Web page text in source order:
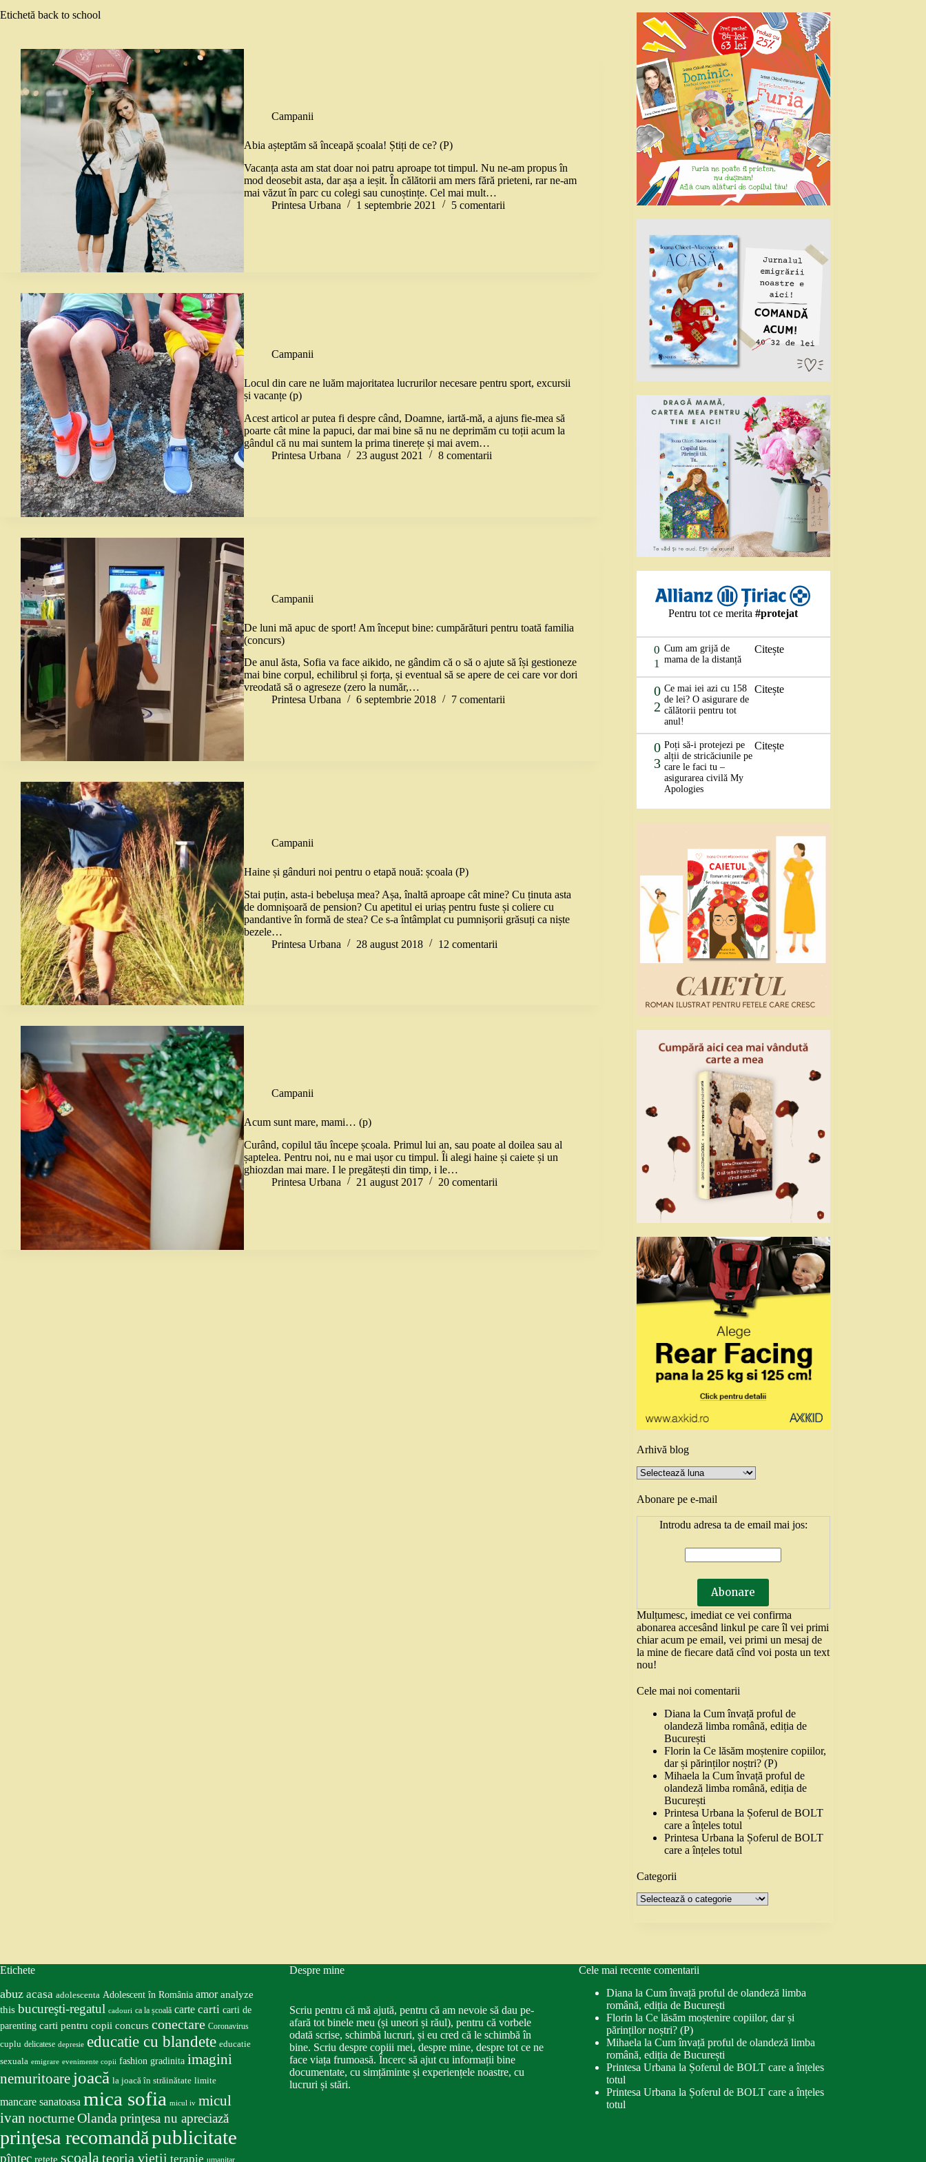
Etichetă back to school
Campanii
Abia așteptăm să înceapă școala! Știți de ce? (P)
Vacanța asta am stat doar noi patru aproape tot timpul. Nu ne-am propus în
mod deosebit asta, dar așa a ieșit. În călătorii am mers fără prieteni, rar ne-am
mai văzut în parc cu colegi sau cunoștințe. Cel mai mult…
Printesa Urbana
1 septembrie 2021 5 comentarii
Campanii
Locul din care ne luăm majoritatea lucrurilor necesare pentru sport, excursii
și vacanțe (p)
Acest articol ar putea fi despre când, Doamne, iartă-mă, a ajuns fie-mea să
poarte cât mine la papuci, dar mai bine să nu ne deprimăm cu toții acum la
gândul că nu mai suntem la prima tinerețe și mai avem…
Printesa Urbana
23 august 2021 8 comentarii
Campanii
De luni mă apuc de sport! Am început bine: cumpărături pentru toată familia
(concurs)
De anul ăsta, Sofia va face aikido, ne gândim că o să o ajute să își gestioneze
mai bine corpul, echilibrul și forța, și eventual să se apere de cei care vor dori
vreodată să o agreseze (zero la număr,…
Printesa Urbana
6 septembrie 2018 7 comentarii
Campanii
Haine și gânduri noi pentru o etapă nouă: școala (P)
Stai puțin, asta-i bebelușa mea? Așa, înaltă aproape cât mine? Cu ținuta asta
de domnișoară de pension? Cu apetitul ei uriaș pentru fuste și coliere cu
pandantive în formă de stea? Ce s-a întâmplat cu pumnișorii grăsuți ca niște
bezele…
Printesa Urbana
28 august 2018 12 comentarii
Campanii
Acum sunt mare, mami… (p)
Curând, copilul tău începe școala. Primul lui an, sau poate al doilea sau al
șaptelea. Pentru noi, nu e mai ușor cu timpul. Îi alegi haine și caiete și un
ghiozdan mai mare. I le pregătești din timp, i le…
Printesa Urbana
21 august 2017 20 comentarii
Pentru tot ce merita#protejat
0
1
Cum am grijă de
mama de la distanță
Citește
0
2
Ce mai iei azi cu 158
de lei? O asigurare de
călătorii pentru tot
anul!
Citește
0
3
Poți să-i protejezi pe
alții de stricăciunile pe
care le faci tu –
asigurarea civilă My
Apologies
Citește
Arhivă blog
Arhivă
blog
Abonare pe e-mail
Introdu adresa ta de email mai jos:
Mulțumesc, imediat ce vei confirma
abonarea accesând linkul pe care îl vei primi
chiar acum pe email, vei primi un mesaj de
la mine de fiecare dată cînd voi posta un text
nou!
Cele mai noi comentarii
Diana laCum învață proful de
olandeză limba română, ediția de
București
Florin laCe lăsăm moștenire copiilor,
dar și părinților noștri? (P)
Mihaela laCum învață proful de
olandeză limba română, ediția de
București
Printesa Urbana la Șoferul de BOLT
care a înțeles totul
Printesa Urbana la Șoferul de BOLT
care a înțeles totul
Categorii
Categorii
Etichete
abuz acasa adolescenta Adolescent în România amor analyze
this bucureşti-regatul cadouri ca la școală carte carti carti de
parenting carti pentru copii concurs conectare Coronavirus
cuplu delicatese depresie educatie cu blandete educatie
sexuala emigrare evenimente copii fashion gradinita imagini
nemuritoare joacă la joacă în străinătate limite
mancare sanatoasa mica sofia micul iv micul
ivan nocturneOlanda prinţesa nu apreciază
prinţesa recomandăpublicitate
pîntec retete scoala teoria vieţii terapie umanitar
Despre mine
Scriu pentru că mă ajută, pentru că am nevoie să dau pe-
afară tot binele meu (și uneori și răul), pentru că vorbele
odată scrise, schimbă lucruri, și eu cred că le schimbă în
bine. Scriu despre copiii mei, despre mine, despre tot ce ne
face viața frumoasă. Încerc să ajut cu informații bine
documentate, cu simțăminte și experiențele noastre, cu
lucruri și stări.
Cele mai recente comentarii
Diana la Cum învață proful de olandeză limba
română, ediția de București
Florin la Ce lăsăm moștenire copiilor, dar și
părinților noștri? (P)
Mihaela la Cum învață proful de olandeză limba
română, ediția de București
Printesa Urbana la Șoferul de BOLT care a înțeles
totul
Printesa Urbana la Șoferul de BOLT care a înțeles
totul